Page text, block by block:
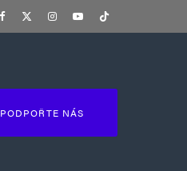
PODPOŘTE NÁS